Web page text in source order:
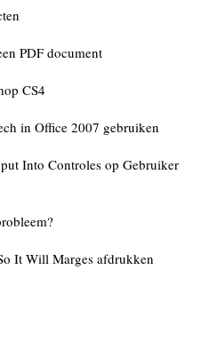
PDF document
CS4
in Office 2007 gebruiken
Into Controles op Gebruiker
It Will Marges afdrukken